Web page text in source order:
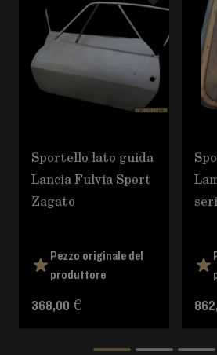
Sportello lato guida
Lancia Fulvia Sport
Zagato
Pezzo originale del
produttore
368,00 €